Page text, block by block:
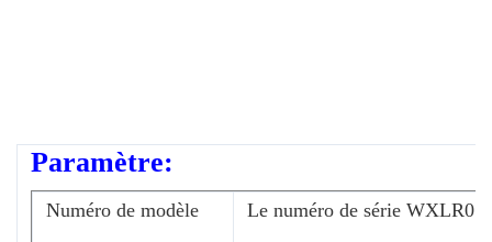
Paramètre:
Numéro de modèle Le numéro de série WXLR01